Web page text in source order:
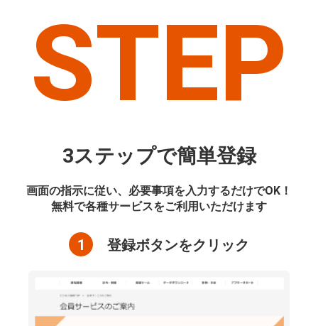
STEP
3ステップで簡単登録
画面の指示に従い、必要事項を入力するだけでOK！
無料で各種サービスをご利用いただけます
1 登録ボタンをクリック